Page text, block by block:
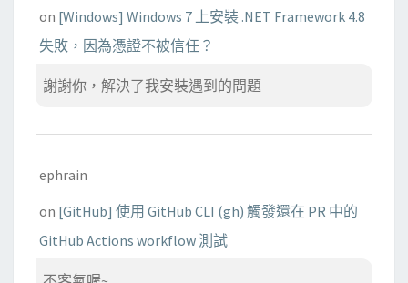
on [Windows] Windows 7 上安裝 .NET Framework 4.8
失敗，因為憑證不被信任？
謝謝你，解決了我安裝遇到的問題
ephrain
on [GitHub] 使用 GitHub CLI (gh) 觸發還在 PR 中的
GitHub Actions workflow 測試